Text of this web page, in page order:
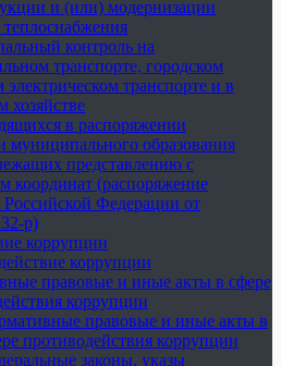
и (или) модернизации
теплоснабжения
контроль на
транспорте, городском
электрическом транспорте и в
хозяйстве
в распоряжении
муниципального образования
представлению с
координат (распоряжение
Российской Федерации от
р)
коррупции
коррупции
правовые и иные акты в сфере
коррупции
правовые и иные акты в
противодействия коррупции
законы, указы